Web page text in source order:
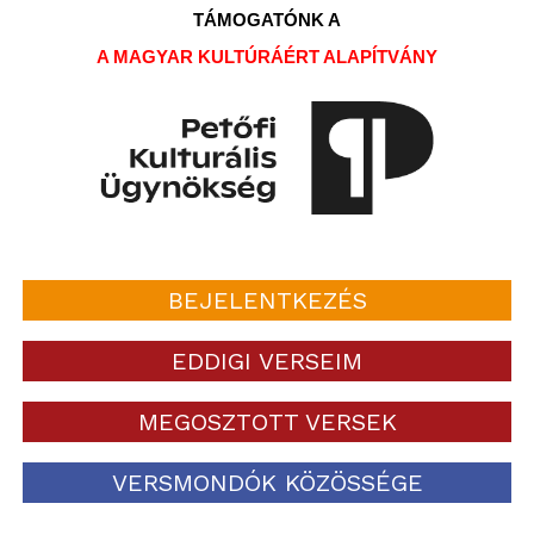
TÁMOGATÓNK A
A MAGYAR KULTÚRÁÉRT ALAPÍTVÁNY
BEJELENTKEZÉS
EDDIGI VERSEIM
MEGOSZTOTT VERSEK
VERSMONDÓK KÖZÖSSÉGE